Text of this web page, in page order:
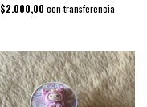
$2.000,00 con transferencia